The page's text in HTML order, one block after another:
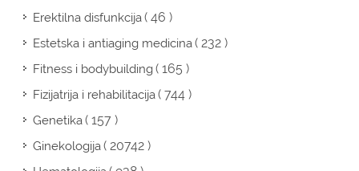
Erektilna disfunkcija( 46 )
Estetska i antiaging medicina( 232 )
Fitness i bodybuilding( 165 )
Fizijatrija i rehabilitacija( 744 )
Genetika( 157 )
Ginekologija( 20742 )